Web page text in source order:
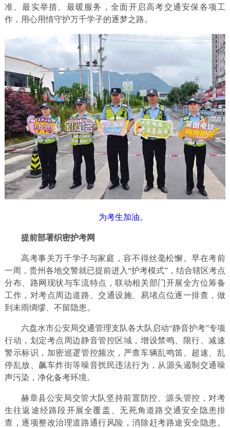
准、最实举措、最暖服务，全面开启高考交通安保各项工
作，用心用情守护万千学子的逐梦之路。
为考生加油。
提前部署织密护考网
高考事关万千学子与家庭，容不得丝毫松懈。早在考前
一周，贵州各地交警就已提前进入“护考模式”，结合辖区考点
分布、路网现状与车流特点，联动相关部门开展全方位筹备
工作，对考点周边道路、交通设施、易堵点位逐一排查，做
到未雨绸缪、不留隐患。
六盘水市公安局交通管理支队各大队启动“静音护考”专项
行动，划定考点周边静音管控区域，增设禁鸣、限行、减速
警示标识，加密巡逻管控频次，严查车辆乱鸣笛、超速、乱
停乱放、飙车炸街等噪音扰民违法行为，从源头遏制交通噪
声污染，净化备考环境。
赫章县公安局交管大队坚持前置防控、源头管控，对考
生往返途经路段开展全覆盖、无死角道路交通安全隐患排
查，逐项整改治理道路通行风险，消除赶考路途安全隐患。